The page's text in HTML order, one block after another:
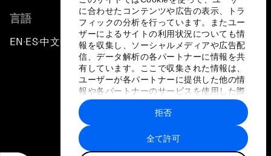
に合わせたコンテンツや広告の表示、トラ
フィックの分析を行っています。またユー
ザーによるサイトの利用状況についても情
報を収集し、ソーシャルメディアや広告配
信、データ解析の各パートナーに情報を共
有しています。ここで収集された情報は、
ユーザーが各パートナーに提供した他の情
報や各パートナーのサービスを使用した際
に収集された情報と組み合わされ、各パー
トナーによって使用されることがありま
す。
全て許可
拒否
言語
EN ▪ES▪中文▪ 日本語
プライバシーポリシーと利用規約
サイトマップ